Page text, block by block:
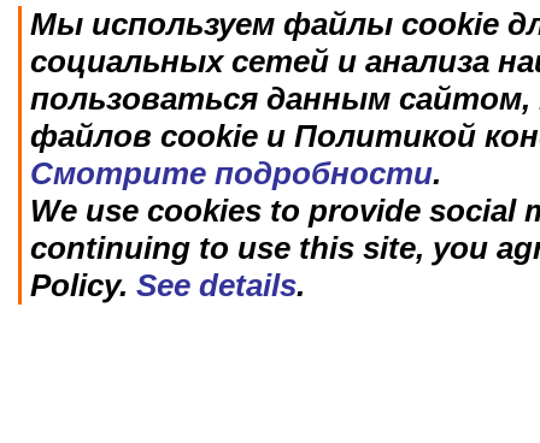
Мы используем файлы cookie
социальных сетей и анализа
пользоваться данным
файлов cookie и Политикой
Смотрите подробности.
We use cookies to provide social
continuing to use this site, you
Policy. See details.